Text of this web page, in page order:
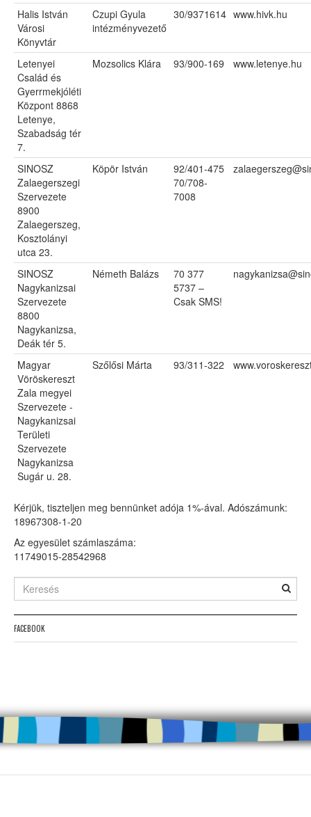
Halis István
Városi
Könyvtár
Czupi Gyula
intézményvezető
30/9371614 www.hivk.hu
Letenyei
Család és
Gyerrmekjóléti
Központ 8868
Letenye,
Szabadság tér
7.
Mozsolics Klára 93/900-169 www.letenye.hu
SINOSZ
Zalaegerszegi
Szervezete
8900
Zalaegerszeg,
Kosztolányi
utca 23.
Köpör István
92/401-475
70/708-
7008
SINOSZ
Nagykanizsai
Szervezete
8800
Nagykanizsa,
Deák tér 5.
Németh Balázs
70 377
5737 –
Csak SMS!
Magyar
Vöröskereszt
Zala megyei
Szervezete -
Nagykanizsai
Területi
Szervezete
Nagykanizsa
Sugár u. 28.
Szőlősi Márta 93/311-322
Kérjük, tiszteljen meg bennünket adója 1%-ával. Adószámunk:
18967308-1-20
Az egyesület számlaszáma:
11749015-28542968
FACEBOOK